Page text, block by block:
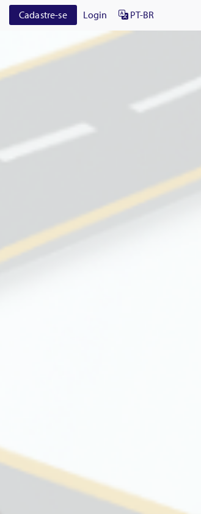
Cadastre-se Login PT-BR